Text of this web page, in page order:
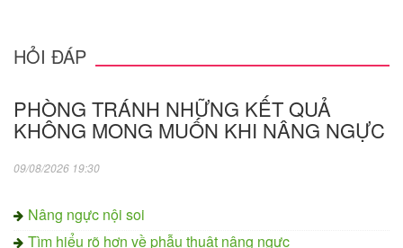
rũ và tươi trẻ.
thành công, thì biện pháp
bạn xua đi mặc cảm của
mình về cánh tay.
HỎI ĐÁP
PHÒNG TRÁNH NHỮNG KẾT QUẢ
KHÔNG MONG MUỐN KHI NÂNG NGỰC
09/08/2026 19:30
Nâng ngực nội soi
Tìm hiểu rõ hơn về phẫu thuật nâng ngực